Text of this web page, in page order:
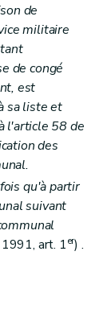
de
militaire
de congé
est
sa liste et
l'article 58 de
des
qu'à partir
suivant
art. 1er) .